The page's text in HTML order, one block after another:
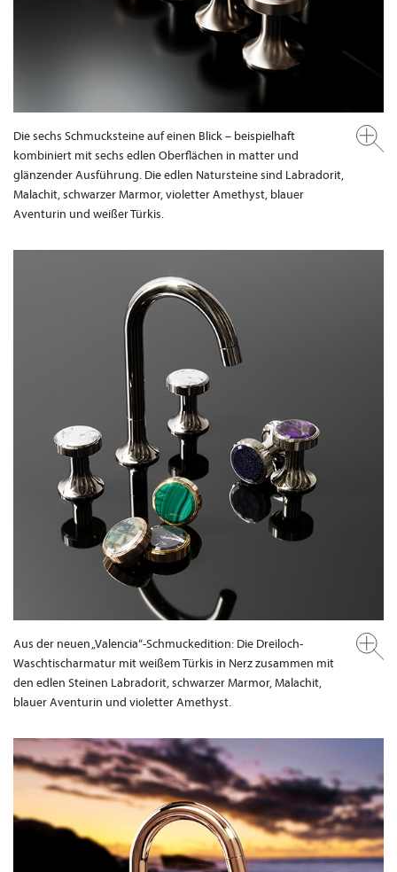
Die sechs Schmucksteine auf einen Blick – beispielhaft
kombiniert mit sechs edlen Oberflächen in matter und
glänzender Ausführung. Die edlen Natursteine sind Labradorit,
Malachit, schwarzer Marmor, violetter Amethyst, blauer
Aventurin und weißer Türkis.
Aus der neuen „Valencia“-Schmuckedition: Die Dreiloch-
Waschtischarmatur mit weißem Türkis in Nerz zusammen mit
den edlen Steinen Labradorit, schwarzer Marmor, Malachit,
blauer Aventurin und violetter Amethyst.